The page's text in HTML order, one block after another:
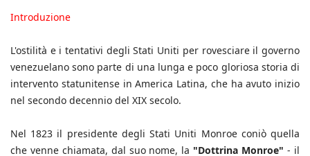
Introduzione
L'ostilità e i tentativi degli Stati Uniti per rovesciare il governo
venezuelano sono parte di una lunga e poco gloriosa storia di
intervento statunitense in America Latina, che ha avuto inizio
nel secondo decennio del XIX secolo.
Nel 1823 il presidente degli Stati Uniti Monroe coniò quella
che venne chiamata, dal suo nome, la "Dottrina Monroe" - il